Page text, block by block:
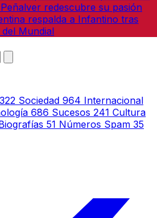
redescubre su pasión
respalda a Infantino tras
Mundial
Sociedad 964 Internacional
686 Sucesos 241 Cultura
51 Números Spam 35